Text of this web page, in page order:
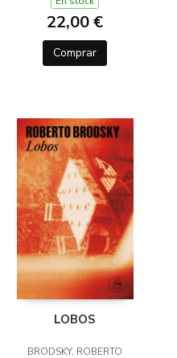
22,00 €
Comprar
LOBOS
BRODSKY, ROBERTO